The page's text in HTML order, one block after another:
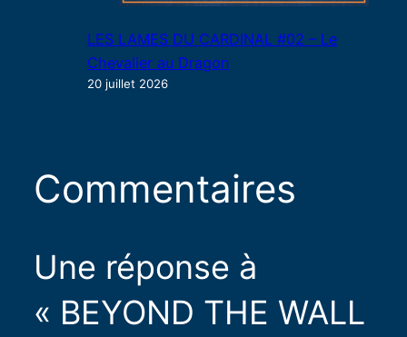
LES LAMES DU CARDINAL #02 – Le
Chevalier au Dragon
20 juillet 2026
Commentaires
Une réponse à
« BEYOND THE WALL